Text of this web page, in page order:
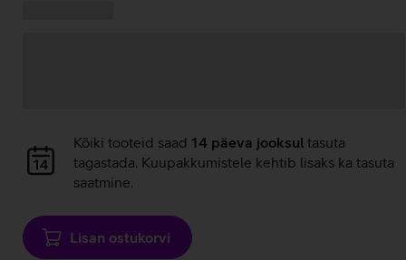
Andmete
laadimine
Kõiki tooteid saad 14 päeva jooksul tasuta
tagastada. Kuupakkumistele kehtib lisaks ka tasuta
saatmine.
Lisan ostukorvi